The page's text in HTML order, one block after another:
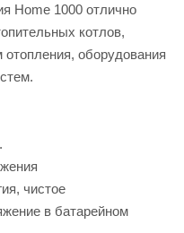
Home 1000 отлично
котлов,
оборудования
чистое
в батарейном